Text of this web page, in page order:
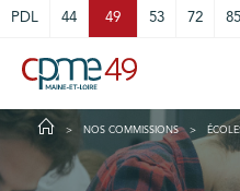
PDL 44 49 53 72 85
NOS COMMISSIONS
Cookies management panel